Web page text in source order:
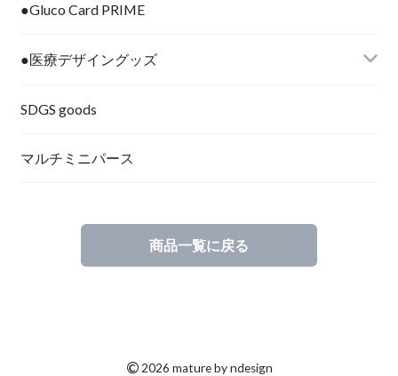
●Gluco Card PRIME
●医療デザイングッズ
SDGS goods
マルチミニパース
商品一覧に戻る
©2026 mature by ndesign